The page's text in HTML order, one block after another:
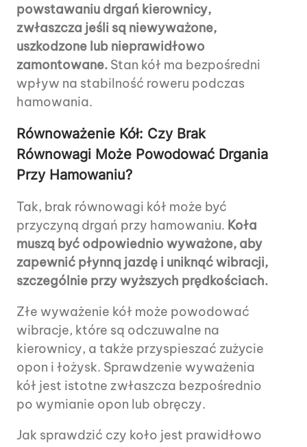
powstawaniu drgań kierownicy,
zwłaszcza jeśli są niewyważone,
uszkodzone lub nieprawidłowo
zamontowane. Stan kół ma bezpośredni
wpływ na stabilność roweru podczas
hamowania.
Równoważenie Kół: Czy Brak
Równowagi Może Powodować Drgania
Przy Hamowaniu?
Tak, brak równowagi kół może być
przyczyną drgań przy hamowaniu. Koła
muszą być odpowiednio wyważone, aby
zapewnić płynną jazdę i uniknąć wibracji,
szczególnie przy wyższych prędkościach.
Złe wyważenie kół może powodować
wibracje, które są odczuwalne na
kierownicy, a także przyspieszać zużycie
opon i łożysk. Sprawdzenie wyważenia
kół jest istotne zwłaszcza bezpośrednio
po wymianie opon lub obręczy.
Jak sprawdzić czy koło jest prawidłowo